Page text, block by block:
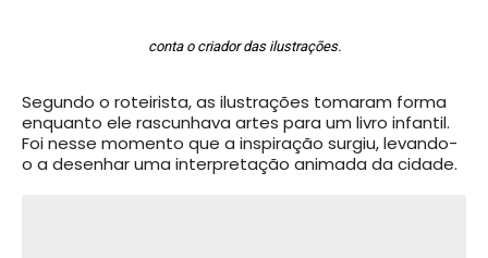
conta o criador das ilustrações.
Segundo o roteirista, as ilustrações tomaram forma
enquanto ele rascunhava artes para um livro infantil.
Foi nesse momento que a inspiração surgiu, levando-
o a desenhar uma interpretação animada da cidade.